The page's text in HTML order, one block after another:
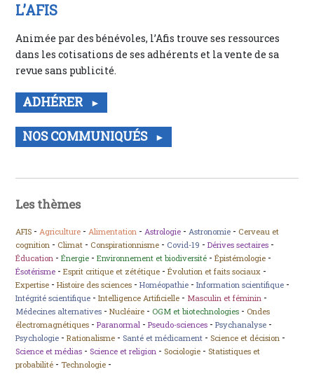
L’AFIS
Animée par des bénévoles, l’Afis trouve ses ressources
dans les cotisations de ses adhérents et la vente de sa
revue sans publicité.
ADHÉRER
NOS COMMUNIQUÉS
Les thèmes
AFIS -Agriculture -Alimentation -Astrologie -Astronomie - Cerveau et
cognition - Climat - Conspirationnisme - Covid-19 -Dérives sectaires -
Éducation -Énergie -Environnement et biodiversité -Épistémologie -
Ésotérisme -Esprit critique et zététique -Évolution et faits sociaux -
Expertise -Histoire des sciences -Homéopathie -Information scientifique -
Intégrité scientifique -Intelligence Artificielle - Masculin et féminin -
Médecines alternatives -Nucléaire - OGM et biotechnologies - Ondes
électromagnétiques -Paranormal -Pseudo-sciences -Psychanalyse -
Psychologie -Rationalisme - Santé et médicament -Science et décision -
Science et médias -Science et religion -Sociologie -Statistiques et
probabilité -Technologie -